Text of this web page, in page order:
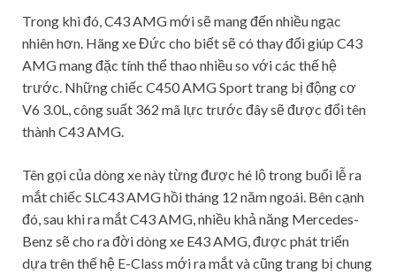
Trong khi đó, C43 AMG mới sẽ mang đến nhiều ngạc
nhiên hơn. Hãng xe Đức cho biết sẽ có thay đổi giúp C43
AMG mang đặc tính thể thao nhiều so với các thế hệ
trước. Những chiếc C450 AMG Sport trang bị động cơ
V6 3.0L, công suất 362 mã lực trước đây sẽ được đổi tên
thành C43 AMG.
Tên gọi của dòng xe này từng được hé lộ trong buổi lễ ra
mắt chiếc SLC43 AMG hồi tháng 12 năm ngoái. Bên cạnh
đó, sau khi ra mắt C43 AMG, nhiều khả năng Mercedes-
Benz sẽ cho ra đời dòng xe E43 AMG, được phát triển
dựa trên thế hệ E-Class mới ra mắt và cũng trang bị chung